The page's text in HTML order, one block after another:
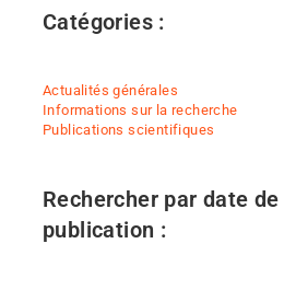
Catégories :
Actualités générales
Informations sur la recherche
Publications scientifiques
Rechercher par date de
publication :